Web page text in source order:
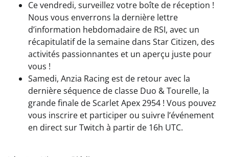
Ce vendredi, surveillez votre boîte de réception !
Nous vous enverrons la dernière lettre
d’information hebdomadaire de RSI, avec un
récapitulatif de la semaine dans Star Citizen, des
activités passionnantes et un aperçu juste pour
vous !
Samedi, Anzia Racing est de retour avec la
dernière séquence de classe Duo & Tourelle, la
grande finale de Scarlet Apex 2954 ! Vous pouvez
vous inscrire et participer ou suivre l’événement
en direct sur Twitch à partir de 16h UTC.